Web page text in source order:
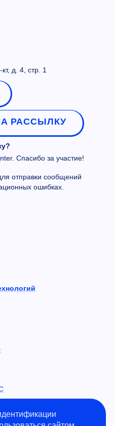
д. 4, стр. 1
РАССЫЛКУ
Спасибо за участие!
отправки сообщений
ошибках.